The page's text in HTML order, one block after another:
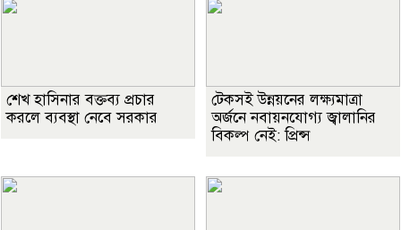
শেখ হাসিনার বক্তব্য প্রচার
করলে ব্যবস্থা নেবে সরকার
টেকসই উন্নয়নের লক্ষ্যমাত্রা
অর্জনে নবায়নযোগ্য জ্বালানির
বিকল্প নেই: প্রিন্স